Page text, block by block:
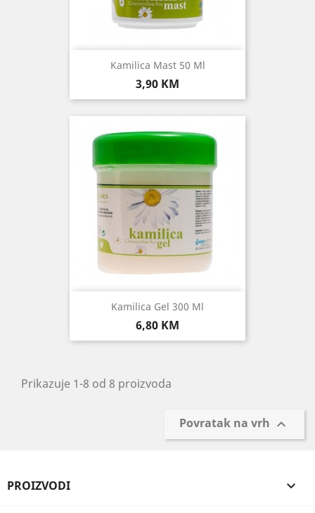
Kamilica Mast 50 Ml
Cijena
3,90 KM
Kamilica Gel 300 Ml
Cijena
6,80 KM
Prikazuje 1-8 od 8 proizvoda
Povratak na vrh 
PROIZVODI 